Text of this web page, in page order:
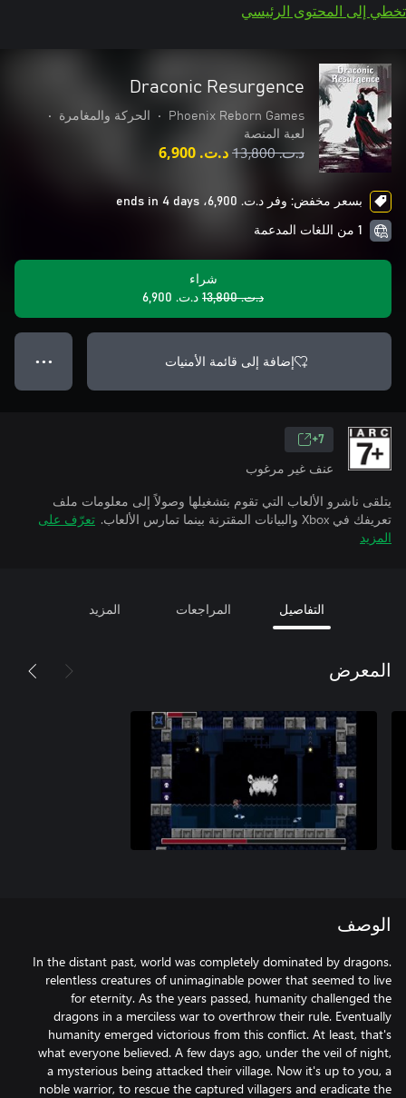
تخطي إلى المحتوى الرئيسي
Draconic Resurgence
Phoenix Reborn Games
• الحركة والمغامرة
•
لعبة المنصة
د.ت.‏ 13,800 د.ت.‏ 6,900
بسعر مخفض: وفر د.ت.‏ 6,900، ends in 4 days
1 من اللغات المدعمة
شراء
د.ت.‏ 13,800
د.ت.‏ 6,900
إضافة إلى قائمة الأمنيات ● ● ●
7+
عنف غير مرغوب
يتلقى ناشرو الألعاب التي تقوم بتشغيلها وصولاً إلى معلومات ملف
تعريفك في Xbox والبيانات المقترنة بينما تمارس الألعاب.
تعرّف على
المزيد
التفاصيل المراجعات المزيد
المعرض
الوصف
In the distant past, world was completely dominated by dragons.
relentless creatures of unimaginable power that seemed to live
for eternity. As the years passed, humanity challenged the
dragons in a merciless war to overthrow their rule. Eventually
humanity emerged victorious from this conflict. At least, that's
what everyone believed. A few days ago, under the veil of night,
a mysterious being attacked their village. Now it's up to you, a
noble warrior, to rescue the captured villagers and eradicate the